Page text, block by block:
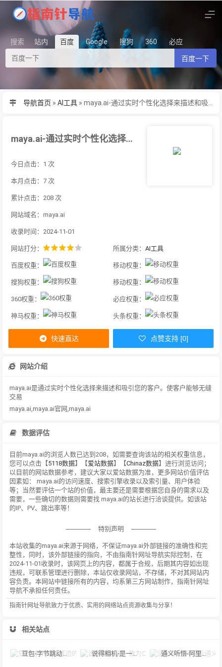
搜索 站内 百度 Google 搜狗 360 必应
百度一下
导航首页 » AI工具 »
maya.ai-通过实时个性化选择来描述和吸引您的客户。使客户能够无缝交易
今日点击：1 次
本月点击：7 次
累计点击：208 次
网站域名：maya.ai
收录时间：2024-11-01
网站打分： 所属分类： AI工具
百度权重： 移动权重：
搜狗权重： 移动权重：
360权重： 必应权重：
神马权重： 头条权重：
快速直达 点赞支持 [0]
网站介绍
maya.ai是通过实时个性化选择来描述和吸引您的客户。使客户能够无缝
交易
maya.ai,maya.ai官网,maya.ai
数据评估
目前maya.ai的浏览人数已达到208，如需要查询该站的相关权重信息，
您可以点击【5118数据】【爱站数据】【Chinaz数据】进行浏览访问；
以目前的网站数据参考，建议大家以爱站数据为准，更多网站价值评估
因素如： maya.ai的访问速度、搜索引擎收录以及索引量、用户体验
等；当然要评估一个站的价值，最主要还是需要根据您自身的需求以及
需要，一些确切的数据则需要找 maya.ai的站长进行洽谈提供。如该站
的IP、PV、跳出率等！
特别声明
本站收集的maya.ai来源于网络，不保证maya.ai外部链接的准确性和完
整性，同时，该外部链接的指向，不由指南针网址导航实际控制，在
2024-11-01收录时，该网页上的内容，都属于合规，后期其内容如出现
违规，可联系管理进行删除，本站仅收录网站，不存储，不对其网站内
容负责。本网站中链接所有的内容，均系第三方网站制作，指南针网址
导航不承担任何责任。
指南针网址导航致力于优质、实用的网络站点资源收集与分享！
相关站点
豆包-字节跳动打造的多功能AI对话工具 说得相机-是一款为口播视频创作者量身定制的智能拍摄工具 通义听悟-阿里云通义听悟是聚焦音视频内容的工作学习AI助手